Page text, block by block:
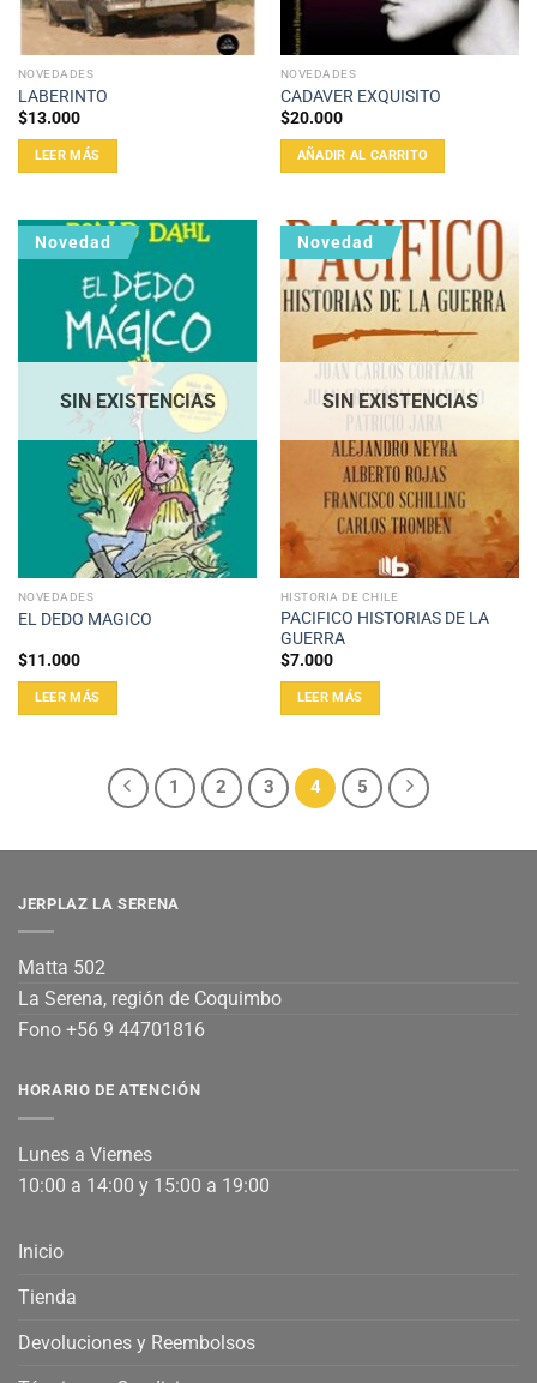
NOVEDADES
LABERINTO
$13.000
LEER MÁS
NOVEDADES
CADAVER EXQUISITO
$20.000
AÑADIR AL CARRITO
Novedad
SIN EXISTENCIAS
NOVEDADES
EL DEDO MAGICO
$11.000
LEER MÁS
Novedad
SIN EXISTENCIAS
HISTORIA DE CHILE
PACIFICO HISTORIAS DE LA
GUERRA
$7.000
LEER MÁS
1 2 3 4 5
JERPLAZ LA SERENA
Matta 502
La Serena, región de Coquimbo
Fono +56 9 44701816
HORARIO DE ATENCIÓN
Lunes a Viernes
10:00 a 14:00 y 15:00 a 19:00
Inicio
Tienda
Devoluciones y Reembolsos